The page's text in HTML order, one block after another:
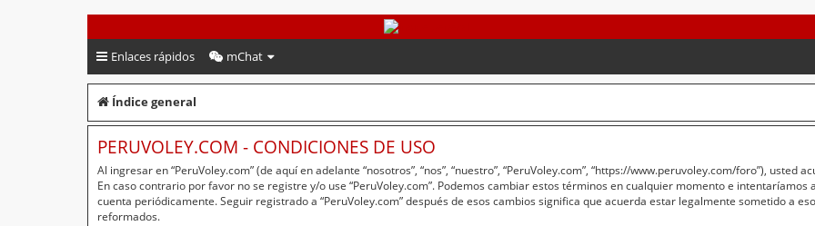
PeruVoley.com
Enlaces rápidos mChat
Índice general
PERUVOLEY.COM - CONDICIONES DE USO
Al ingresar en “PeruVoley.com” (de aquí en adelante “nosotros”, “nos”, “nuestro”, “PeruVoley.com”, “https://www.peruvoley.com/foro”),
En caso contrario por favor no se registre y/o use “PeruVoley.com”. Podemos cambiar estos términos en cualquier momento e
cuenta periódicamente. Seguir registrado a “PeruVoley.com” después de esos cambios significa que acuerda estar legalmente sometido a
reformados.